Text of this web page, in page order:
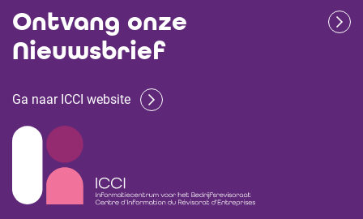
Ontvang onze
Nieuwsbrief
Ga naar ICCI website